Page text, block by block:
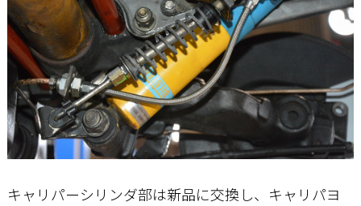
キャリパーシリンダ部は新品に交換し、キャリパヨ